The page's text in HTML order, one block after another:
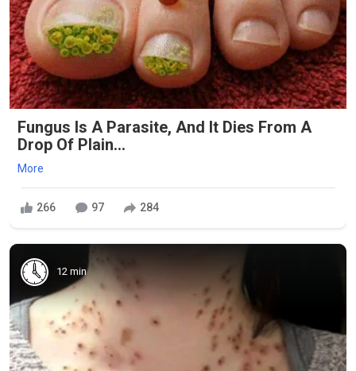
Fungus Is A Parasite, And It Dies From A
Drop Of Plain...
More
266 97 284
12 min